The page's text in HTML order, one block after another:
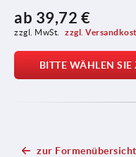
ab 39,72 €
zzgl. MwSt. zzgl.
BITTE WÄHLEN SIE
zur Formenübersicht